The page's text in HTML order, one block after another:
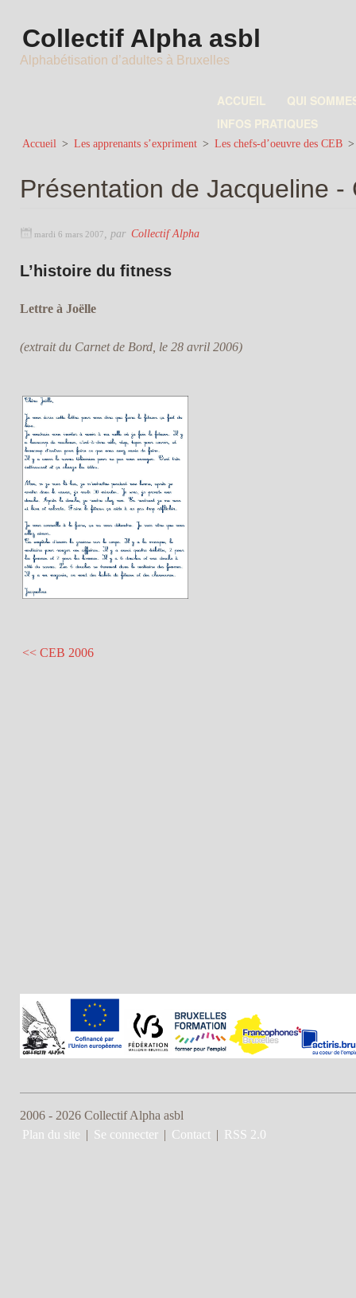
Collectif Alpha asbl
Alphabétisation d’adultes à Bruxelles
ACCUEIL
QUI
INFOS PRATIQUES
Accueil > Les apprenants s’expriment > Les chefs-d’oeuvre des CEB
Présentation de Jacqueline -
mardi 6 mars 2007 par Collectif Alpha
L’histoire du fitness
Lettre à Joëlle
(extrait du Carnet de Bord, le 28 avril 2006)
<< CEB 2006
2006 - 2026 Collectif Alpha asbl
Plan du site | Se connecter | Contact | RSS 2.0